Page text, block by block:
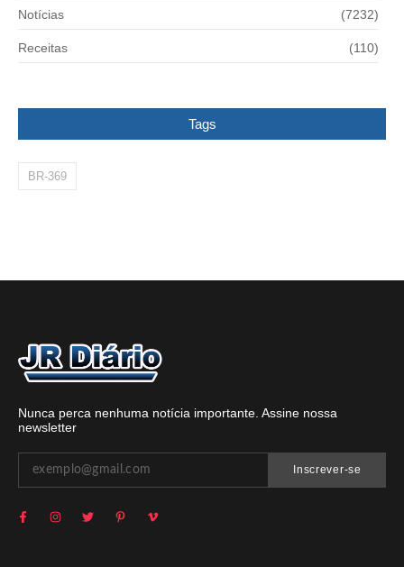
Notícias (7232)
Receitas (110)
Tags
BR-369
Nunca perca nenhuma notícia importante. Assine nossa
newsletter
Inscrever-se